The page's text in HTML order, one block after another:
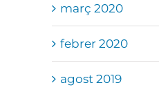
març 2020
febrer 2020
agost 2019